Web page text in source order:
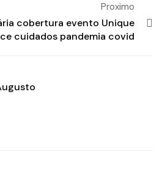
Proximo
cobertura evento Unique
cuidados pandemia covid